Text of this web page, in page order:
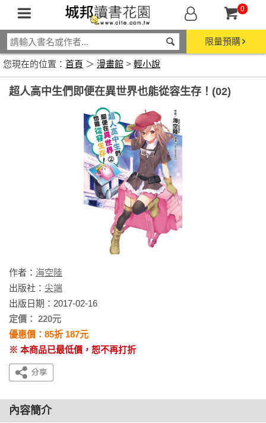
0
限量預購
您現在的位置： 首頁 ＞ 漫畫館 > 輕小說
超人高中生們即便在異世界也能從容生存！(02)
作者： 海空陸
出版社： 尖端
出版日期：2017-02-16
定價： 220元
優惠價：85折 187元
※ 本商品已最低價，恕不再打折
內容簡介